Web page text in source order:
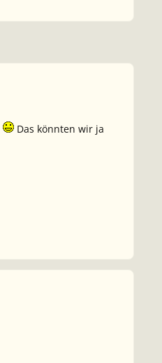
Das könnten wir ja